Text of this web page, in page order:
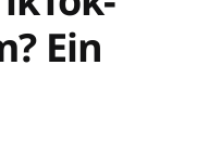
Ein